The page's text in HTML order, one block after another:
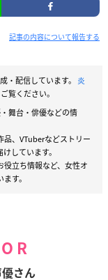
記事の内容について報告する
・配信しています。 炎
覧ください。
舞台・俳優などの情
、VTuberなどストリー
しています。
立ち情報など、女性オ
す。
さん